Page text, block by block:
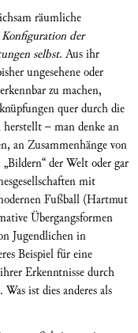
räumliche
Konfiguration der
selbst. Aus ihr
ungesehene oder
zu machen,
quer durch die
– man denke an
an Zusammenhänge von
der Welt oder gar
mit
Fußball (Hartmut
Übergangsformen
Jugendlichen in
Beispiel für eine
Erkenntnisse durch
ist dies anderes als